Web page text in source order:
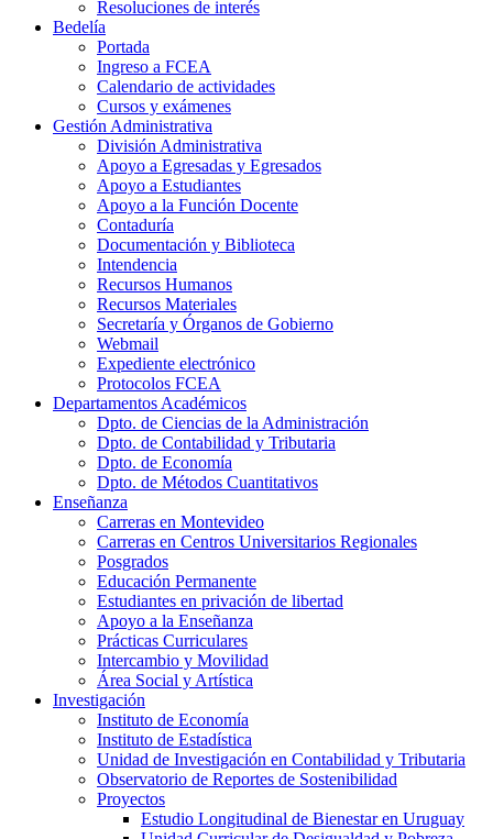
Resoluciones de interés
Bedelía
Portada
Ingreso a FCEA
Calendario de actividades
Cursos y exámenes
Gestión Administrativa
División Administrativa
Apoyo a Egresadas y Egresados
Apoyo a Estudiantes
Apoyo a la Función Docente
Contaduría
Documentación y Biblioteca
Intendencia
Recursos Humanos
Recursos Materiales
Secretaría y Órganos de Gobierno
Webmail
Expediente electrónico
Protocolos FCEA
Departamentos Académicos
Dpto. de Ciencias de la Administración
Dpto. de Contabilidad y Tributaria
Dpto. de Economía
Dpto. de Métodos Cuantitativos
Enseñanza
Carreras en Montevideo
Carreras en Centros Universitarios Regionales
Posgrados
Educación Permanente
Estudiantes en privación de libertad
Apoyo a la Enseñanza
Prácticas Curriculares
Intercambio y Movilidad
Área Social y Artística
Investigación
Instituto de Economía
Instituto de Estadística
Unidad de Investigación en Contabilidad y Tributaria
Observatorio de Reportes de Sostenibilidad
Proyectos
Estudio Longitudinal de Bienestar en Uruguay